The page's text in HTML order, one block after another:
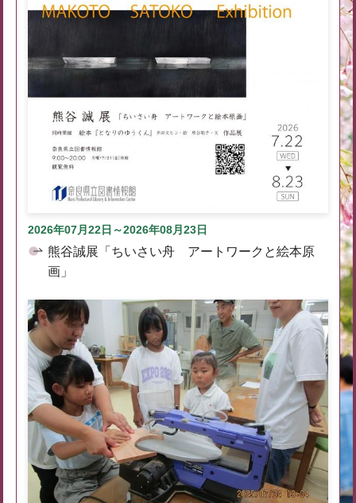
2026年07月22日～2026年08月23日
熊谷誠展「ちいさい舟 アートワークと絵本原
画」